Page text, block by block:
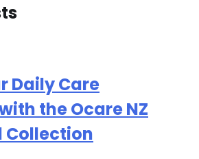
Daily Care
the Ocare NZ
Collection